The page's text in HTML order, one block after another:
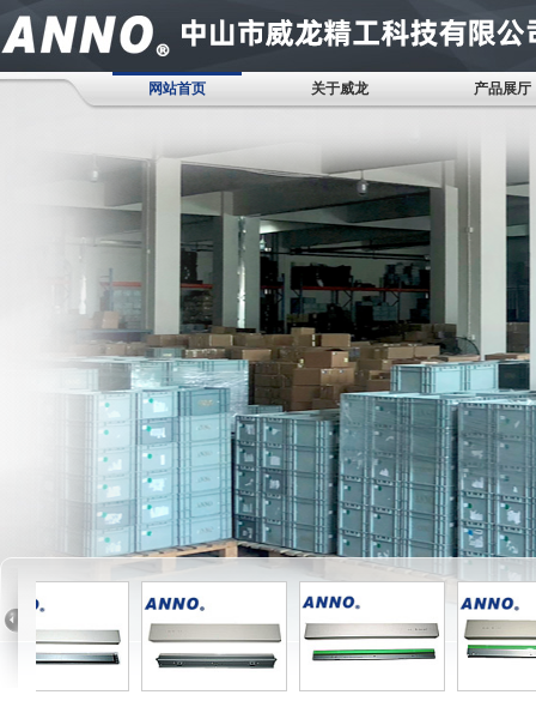
网站首页 关于威龙 产品展厅